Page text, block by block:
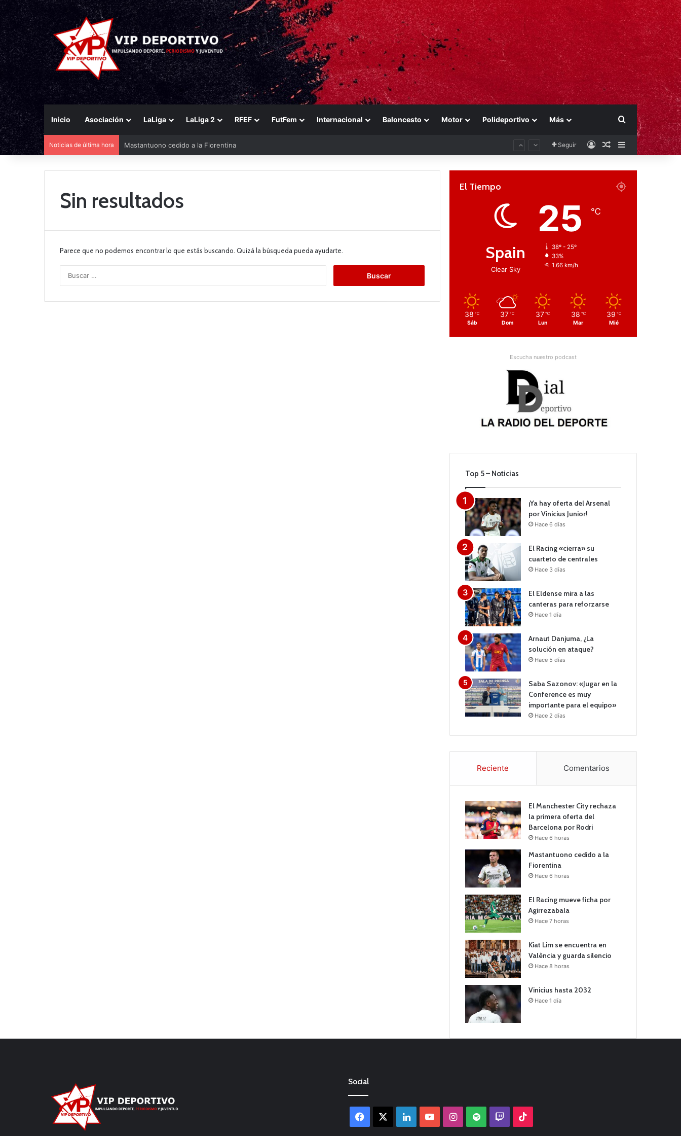
Inicio Asociación LaLiga LaLiga 2 RFEF FutFem Internacional Baloncesto Motor Polideportivo Más Buscar por
Noticias de última hora Mastantuono cedido a la Fiorentina Seguir AccesoPublicación al
Barra lateral
Sin resultados
Parece que no podemos encontrar lo que estás buscando. Quizá la búsqueda pueda ayudarte.
c
El Tiempo
Spain
Clear Sky
25 ℃
38º - 25º
33%
1.66 km/h
38 ℃
Sáb
37 ℃
Dom
37 ℃
Lun
38 ℃
Mar
39 ℃
Mié
Escucha nuestro podcast
Top 5 – Noticias
¡Ya hay oferta del Arsenal
por Vinicius Junior!
Hace 6 días
El Racing «cierra» su
cuarteto de centrales
Hace 3 días
El Eldense mira a las
canteras para reforzarse
Hace 1 día
Arnaut Danjuma, ¿La
solución en ataque?
Hace 5 días
Saba Sazonov: «Jugar en la
Conference es muy
importante para el equipo»
Hace 2 días
Reciente Comentarios
El Manchester City rechaza
la primera oferta del
Barcelona por Rodri
Hace 6 horas
Mastantuono cedido a la
Fiorentina
Hace 6 horas
El Racing mueve ficha por
Agirrezabala
Hace 7 horas
Kiat Lim se encuentra en
València y guarda silencio
Hace 8 horas
Vinicius hasta 2032
Hace 1 día
Social
Facebook LinkedInYouTubeInstagram
Spotify Twitch